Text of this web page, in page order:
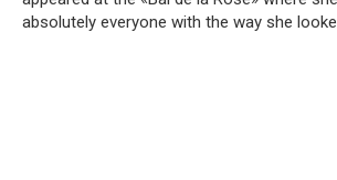
absolutely everyone with the way she